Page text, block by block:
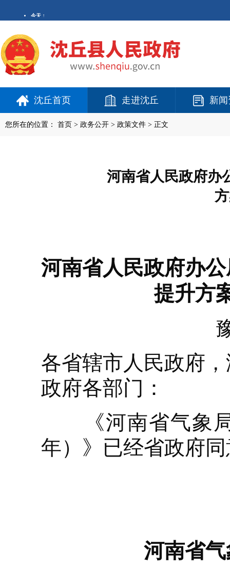
沈丘首页 走进沈丘 新
您所在的位置： 首页 > 政务公开 > 政策文件 > 正文
河南省人民政府办
河南省人民政府办
提升方
各省辖市人民政府
政府各部门：
《河南省气象局
年）》已经省政府
河南省